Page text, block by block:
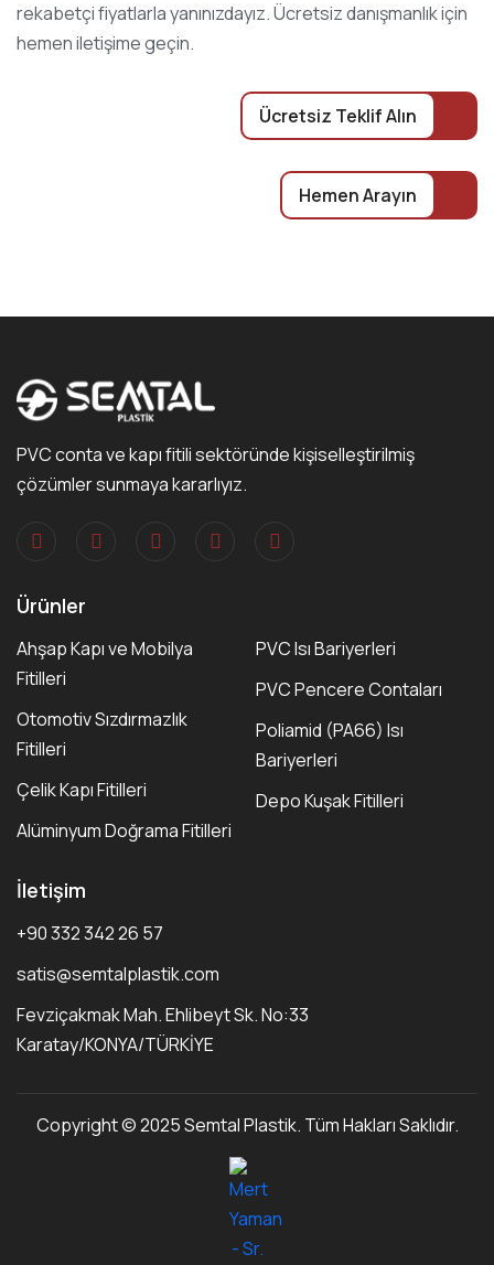
rekabetçi fiyatlarla yanınızdayız. Ücretsiz danışmanlık için
hemen iletişime geçin.
Ücretsiz Teklif Alın
Hemen Arayın
PVC conta ve kapı fitili sektöründe kişiselleştirilmiş
çözümler sunmaya kararlıyız.
Ürünler
Ahşap Kapı ve Mobilya
Fitilleri
Otomotiv Sızdırmazlık
Fitilleri
Çelik Kapı Fitilleri
Alüminyum Doğrama Fitilleri
PVC Isı Bariyerleri
PVC Pencere Contaları
Poliamid (PA66) Isı
Bariyerleri
Depo Kuşak Fitilleri
İletişim
+90 332 342 26 57
satis@semtalplastik.com
Fevziçakmak Mah. Ehlibeyt Sk. No:33
Karatay/KONYA/TÜRKİYE
Copyright © 2025 Semtal Plastik. Tüm Hakları Saklıdır.